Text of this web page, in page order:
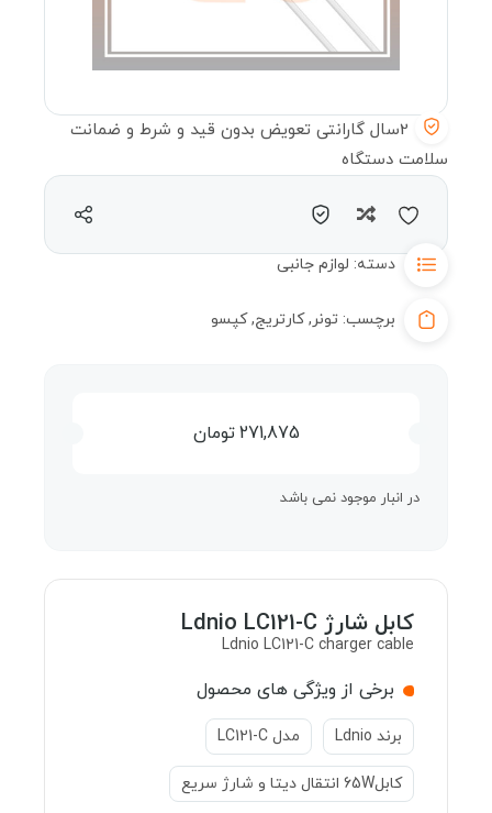
2سال گارانتی تعویض بدون قید و شرط و ضمانت
سلامت دستگاه
دسته:لوازم جانبی
برچسب:تونر,کارتریج,کپسو
271,875تومان
در انبار موجود نمی باشد
کابل شارژ Ldnio LC121-C
Ldnio LC121-C charger cable
برخی از ویژگی های محصول
برند Ldnio مدل LC121-C
کابل65W انتقال دیتا و شارژ سریع